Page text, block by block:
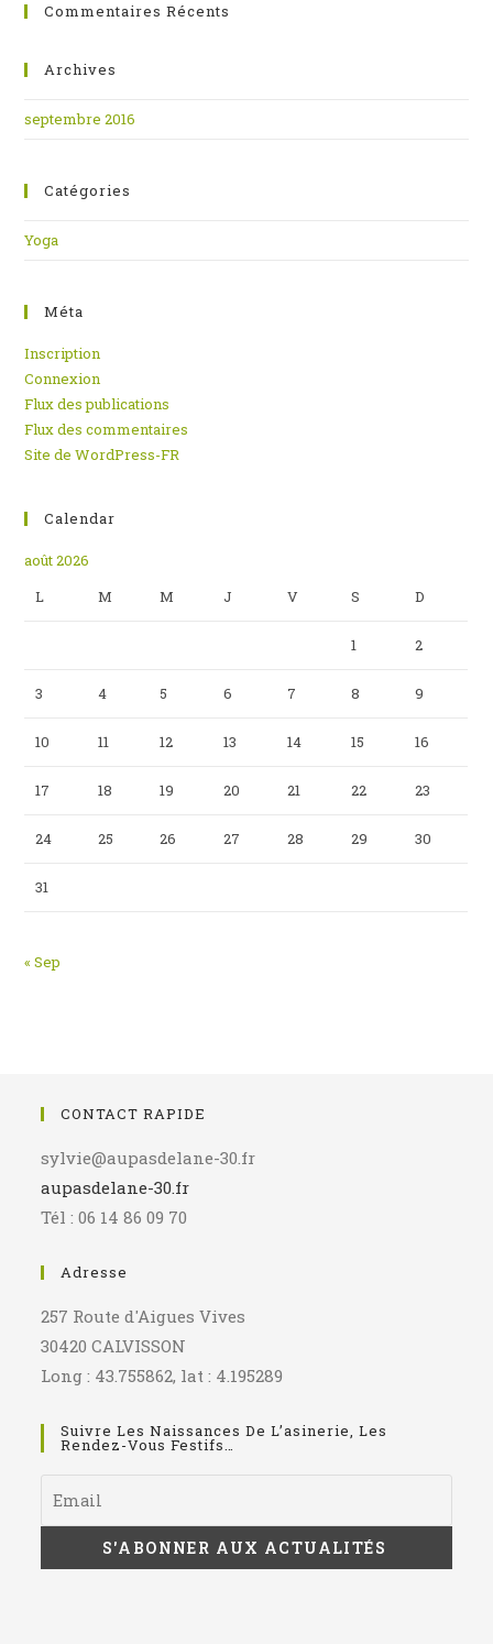
Commentaires Récents
Archives
septembre 2016
Catégories
Yoga
Méta
Inscription
Connexion
Flux des publications
Flux des commentaires
Site de WordPress-FR
Calendar
août 2026
L
M M J V S D
1 2
3 4 5 6 7 8 9
10 11 12 13 14 15 16
17 18 19 20 21 22 23
24 25 26 27 28 29 30
31
« Sep
CONTACT RAPIDE
sylvie@aupasdelane-30.fr
aupasdelane-30.fr
Tél : 06 14 86 09 70
Adresse
257 Route d'Aigues Vives
30420 CALVISSON
Long : 43.755862, lat : 4.195289
Suivre Les Naissances De L’asinerie, Les
Rendez-Vous Festifs…